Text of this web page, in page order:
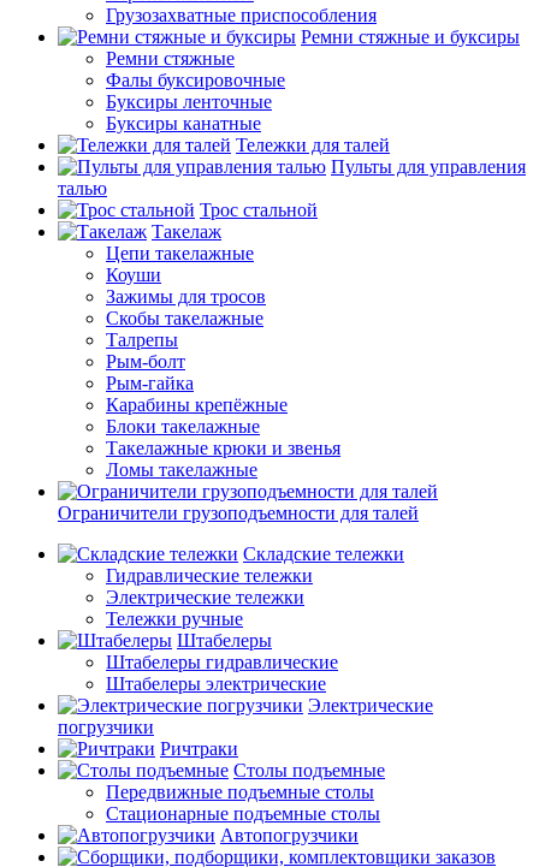
Грузозахватные приспособления
Ремни стяжные и буксиры
Ремни стяжные
Фалы буксировочные
Буксиры ленточные
Буксиры канатные
Тележки для талей
Пульты для управления
талью
Трос стальной
Такелаж
Цепи такелажные
Коуши
Зажимы для тросов
Скобы такелажные
Талрепы
Рым-болт
Рым-гайка
Карабины крепёжные
Блоки такелажные
Такелажные крюки и звенья
Ломы такелажные
Ограничители грузоподъемности для талей
Складские тележки
Гидравлические тележки
Электрические тележки
Тележки ручные
Штабелеры
Штабелеры гидравлические
Штабелеры электрические
Электрические
погрузчики
Ричтраки
Столы подъемные
Передвижные подъемные столы
Стационарные подъемные столы
Автопогрузчики